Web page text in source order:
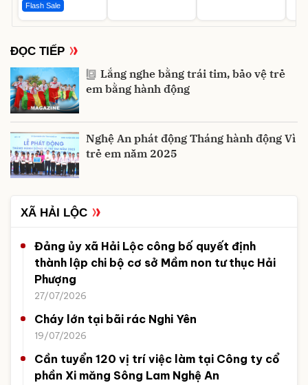
Flash Sale
ĐỌC TIẾP
Lắng nghe bằng trái tim, bảo vệ trẻ
em bằng hành động
Nghệ An phát động Tháng hành động Vì
trẻ em năm 2025
XÃ HẢI LỘC
Đảng ủy xã Hải Lộc công bố quyết định
thành lập chi bộ cơ sở Mầm non tư thục Hải
Phượng
27/07/2026
Cháy lớn tại bãi rác Nghi Yên
19/07/2026
Cần tuyển 120 vị trí việc làm tại Công ty cổ
phần Xi măng Sông Lam Nghệ An